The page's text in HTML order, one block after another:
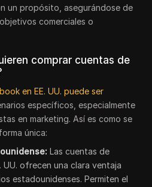
un propósito, asegurándose de
comerciales o
comprar cuentas de
en EE. UU. puede ser
específicos, especialmente
en marketing. Así es como se
única:
Las cuentas de
UU. ofrecen una clara ventaja
estadounidenses. Permiten el